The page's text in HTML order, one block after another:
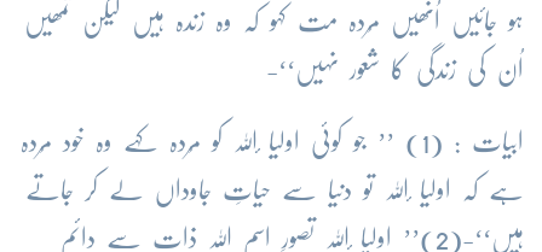
ہو جائیں اُنھیں مُردہ مت کہو کہ وہ زندہ ہیں لیکن تمھیں
اُن کی زندگی کا شعور نہیں‘‘-
ابیات : (1) ’’ جو کوئی اولیا ٔاللہ کو مُردہ کہے وہ خود مُردہ
ہے کہ اولیا ٔاللہ تو دنیا سے حیاتِ جاوداں لے کر جاتے
ہیں‘‘-(2)’’ اولیا ٔاللہ تصورِ اسم اللہ ذات سے دائم